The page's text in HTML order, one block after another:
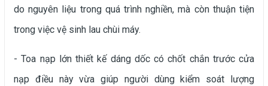
do nguyên liệu trong quá trình nghiền, mà còn thuận tiện
trong việc vệ sinh lau chùi máy.
- Toa nạp lớn thiết kế dáng dốc có chốt chắn trước cửa
nạp điều này vừa giúp người dùng kiểm soát lượng